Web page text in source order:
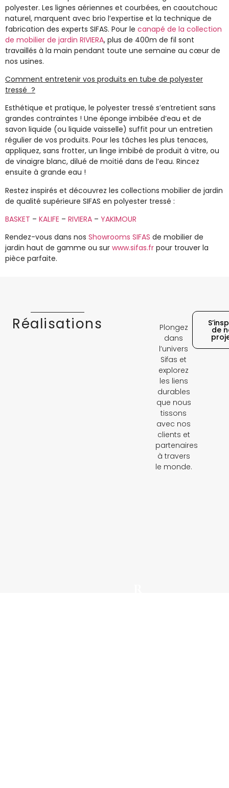
polyester. Les lignes aériennes et courbées, en caoutchouc
naturel, marquent avec brio l’expertise et la technique de
fabrication des experts SIFAS. Pour le canapé de la collection
de mobilier de jardin RIVIERA, plus de 400m de fil sont
travaillés à la main pendant toute une semaine au cœur de
nos usines.
Comment entretenir vos produits en tube de polyester
tressé ?
Esthétique et pratique, le polyester tressé s’entretient sans
grandes contraintes ! Une éponge imbibée d’eau et de
savon liquide (ou liquide vaisselle) suffit pour un entretien
régulier de vos produits. Pour les tâches les plus tenaces,
appliquez, sans frotter, un linge imbibé de produit à vitre, ou
de vinaigre blanc, dilué de moitié dans de l’eau. Rincez
ensuite à grande eau !
Restez inspirés et découvrez les collections mobilier de jardin
de qualité supérieure SIFAS en polyester tressé :
BASKET – KALIFE – RIVIERA – YAKIMOUR
Rendez-vous dans nos Showrooms SIFAS de mobilier de
jardin haut de gamme ou sur www.sifas.fr pour trouver la
pièce parfaite.
Réalisations
Plongez
dans
l’univers
Sifas et
explorez
les liens
durables
que nous
tissons
avec nos
clients et
partenaires
à travers
le monde.
de